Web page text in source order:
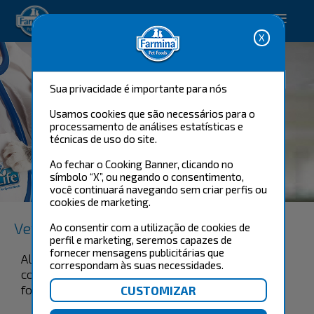
Sua privacidade é importante para nós
Usamos cookies que são necessários para o
processamento de análises estatísticas e
técnicas de uso do site.
Ao fechar o Cooking Banner, clicando no
símbolo “X”, ou negando o consentimento,
você continuará navegando sem criar perfis ou
cookies de marketing.
Ao consentir com a utilização de cookies de
perfil e marketing, seremos capazes de
fornecer mensagens publicitárias que
correspondam às suas necessidades.
Happy pet. Happy you.
URINARY STRUVITE
FELINE
Vet Life Natural Feline
Alimento coadjuvante seco indicado para gatos
com distúrbios urinários provocados pela
formação de cálculos à base de estruvita.